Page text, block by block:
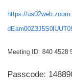
https://us02web.zoom.
dEam00Z3J5S0 lUUT
Meeting ID: 840 4528
Passcode: